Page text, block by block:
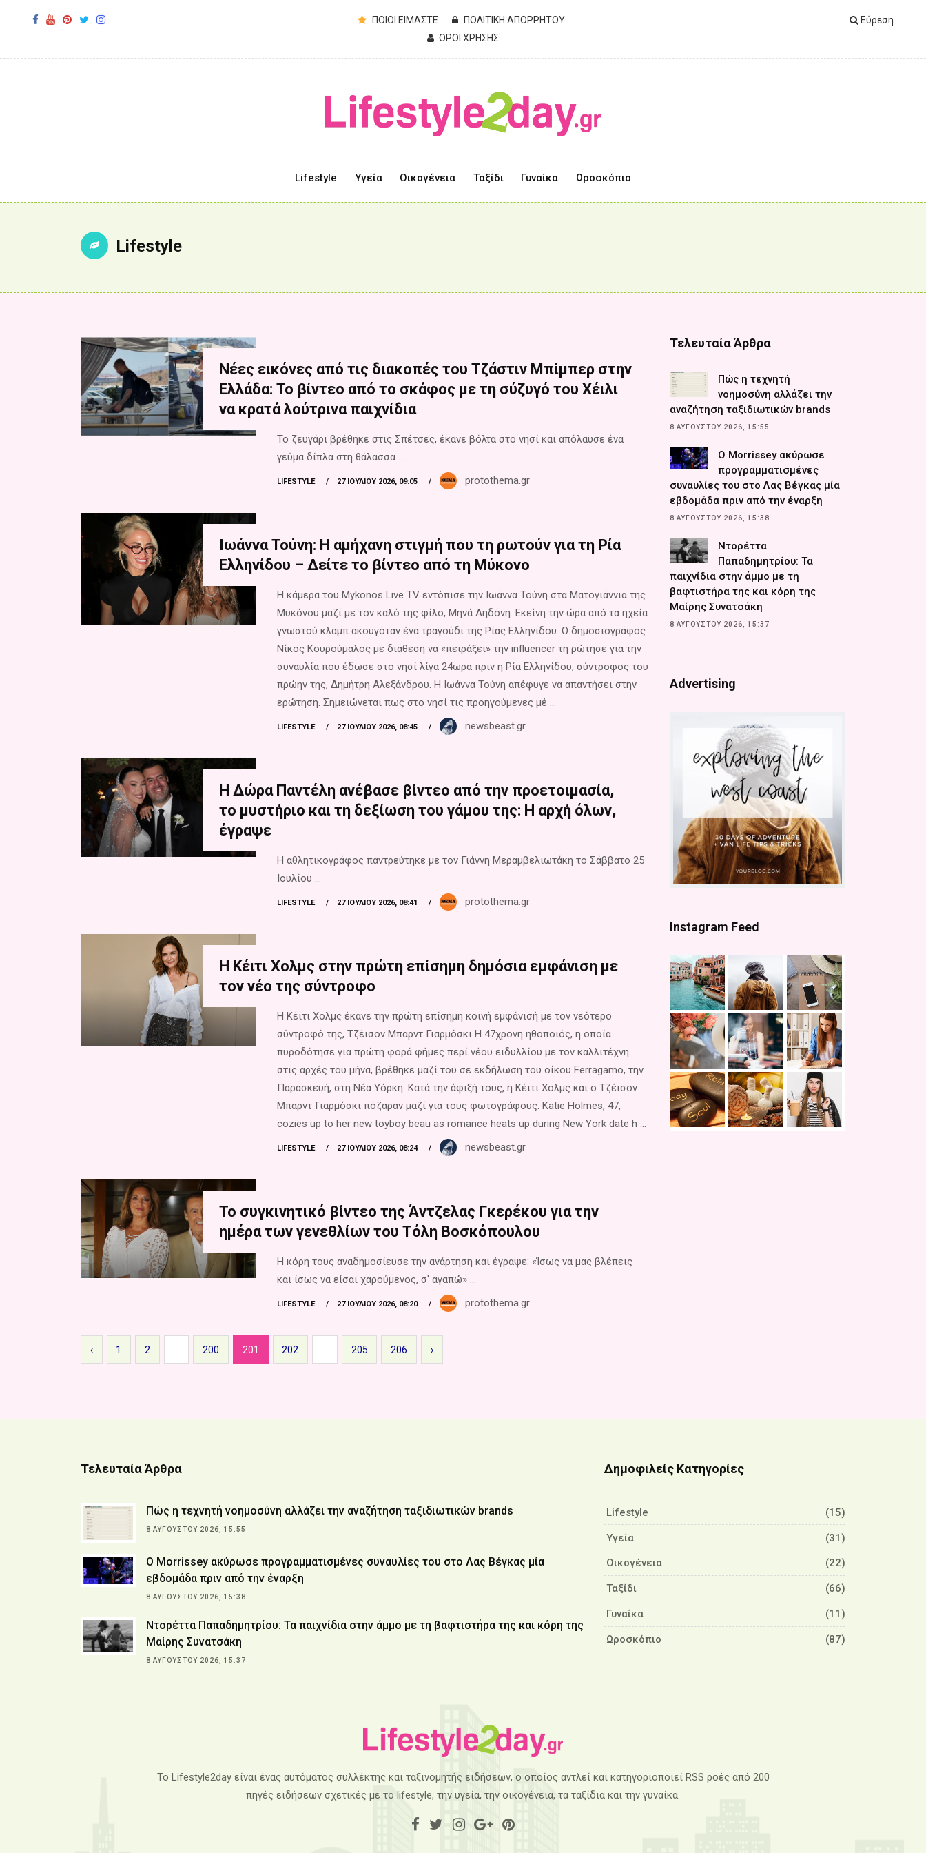
ΠΟΙΟΙ ΕΙΜΑΣΤΕ
ΠΟΛΙΤΙΚΗ ΑΠΟΡΡΗΤΟΥ
ΟΡΟΙ ΧΡΗΣΗΣ
Εύρεση
Lifestyle Υγεία Οικογένεια Ταξίδι Γυναίκα Ωροσκόπιο
Lifestyle
Νέες εικόνες από τις διακοπές του Τζάστιν Μπίμπερ στην
Ελλάδα: Το βίντεο από το σκάφος με τη σύζυγό του Χέιλι
να κρατά λούτρινα παιχνίδια
Το ζευγάρι βρέθηκε στις Σπέτσες, έκανε βόλτα στο νησί και απόλαυσε ένα
γεύμα δίπλα στη θάλασσα ...
LIFESTYLE 27 ΙΟΥΛΊΟΥ 2026, 09:05 protothema.gr
Ιωάννα Τούνη: Η αμήχανη στιγμή που τη ρωτούν για τη Ρία
Ελληνίδου – Δείτε το βίντεο από τη Μύκονο
Η κάμερα του Mykonos Live TV εντόπισε την Ιωάννα Τούνη στα Ματογιάννια της
Μυκόνου μαζί με τον καλό της φίλο, Μηνά Αηδόνη. Εκείνη την ώρα από τα ηχεία
γνωστού κλαμπ ακουγόταν ένα τραγούδι της Ρίας Ελληνίδου. Ο δημοσιογράφος
Νίκος Κουρούμαλος με διάθεση να «πειράξει» την influencer τη ρώτησε για την
συναυλία που έδωσε στο νησί λίγα 24ωρα πριν η Ρία Ελληνίδου, σύντροφος του
πρώην της, Δημήτρη Αλεξάνδρου. Η Ιωάννα Τούνη απέφυγε να απαντήσει στην
ερώτηση. Σημειώνεται πως στο νησί τις προηγούμενες μέ ...
LIFESTYLE 27 ΙΟΥΛΊΟΥ 2026, 08:45 newsbeast.gr
Η Δώρα Παντέλη ανέβασε βίντεο από την προετοιμασία,
το μυστήριο και τη δεξίωση του γάμου της: Η αρχή όλων,
έγραψε
Η αθλητικογράφος παντρεύτηκε με τον Γιάννη Μεραμβελιωτάκη το Σάββατο 25
Ιουλίου ...
LIFESTYLE 27 ΙΟΥΛΊΟΥ 2026, 08:41 protothema.gr
Η Κέιτι Χολμς στην πρώτη επίσημη δημόσια εμφάνιση με
τον νέο της σύντροφο
Η Κέιτι Χολμς έκανε την πρώτη επίσημη κοινή εμφάνισή με τον νεότερο
σύντροφό της, Τζέισον Μπαρντ Γιαρμόσκι Η 47χρονη ηθοποιός, η οποία
πυροδότησε για πρώτη φορά φήμες περί νέου ειδυλλίου με τον καλλιτέχνη
στις αρχές του μήνα, βρέθηκε μαζί του σε εκδήλωση του οίκου Ferragamo, την
Παρασκευή, στη Νέα Υόρκη. Κατά την άφιξή τους, η Κέιτι Χολμς και ο Τζέισον
Μπαρντ Γιαρμόσκι πόζαραν μαζί για τους φωτογράφους. Katie Holmes, 47,
cozies up to her new toyboy beau as romance heats up during New York date h ...
LIFESTYLE 27 ΙΟΥΛΊΟΥ 2026, 08:24 newsbeast.gr
Το συγκινητικό βίντεο της Άντζελας Γκερέκου για την
ημέρα των γενεθλίων του Τόλη Βοσκόπουλου
Η κόρη τους αναδημοσίευσε την ανάρτηση και έγραψε: «Ίσως να μας βλέπεις
και ίσως να είσαι χαρούμενος, σ' αγαπώ» ...
LIFESTYLE 27 ΙΟΥΛΊΟΥ 2026, 08:20 protothema.gr
‹ 1 2 200 201 202 205 206 ›
Τελευταία Άρθρα
Πώς η τεχνητή
νοημοσύνη αλλάζει την
αναζήτηση ταξιδιωτικών brands
8 ΑΥΓΟΎΣΤΟΥ 2026, 15:55
Ο Morrissey ακύρωσε
προγραμματισμένες
συναυλίες του στο Λας Βέγκας μία
εβδομάδα πριν από την έναρξη
8 ΑΥΓΟΎΣΤΟΥ 2026, 15:38
Ντορέττα
Παπαδημητρίου: Τα
παιχνίδια στην άμμο με τη
βαφτιστήρα της και κόρη της
Μαίρης Συνατσάκη
8 ΑΥΓΟΎΣΤΟΥ 2026, 15:37
Advertising
Instagram Feed
Τελευταία Άρθρα
Πώς η τεχνητή νοημοσύνη αλλάζει την αναζήτηση ταξιδιωτικών brands
8 ΑΥΓΟΎΣΤΟΥ 2026, 15:55
Ο Morrissey ακύρωσε προγραμματισμένες συναυλίες του στο Λας Βέγκας μία
εβδομάδα πριν από την έναρξη
8 ΑΥΓΟΎΣΤΟΥ 2026, 15:38
Ντορέττα Παπαδημητρίου: Τα παιχνίδια στην άμμο με τη βαφτιστήρα της και κόρη της
Μαίρης Συνατσάκη
8 ΑΥΓΟΎΣΤΟΥ 2026, 15:37
Δημοφιλείς Κατηγορίες
Lifestyle (15)
Υγεία (31)
Οικογένεια (22)
Ταξίδι (66)
Γυναίκα (11)
Ωροσκόπιο (87)
Το Lifestyle2day είναι ένας αυτόματος συλλέκτης και ταξινομητής ειδήσεων, ο οποίος αντλεί και κατηγοριοποιεί RSS ροές από 200
πηγές ειδήσεων σχετικές με το lifestyle, την υγεία, την οικογένεια, τα ταξίδια και την γυναίκα.